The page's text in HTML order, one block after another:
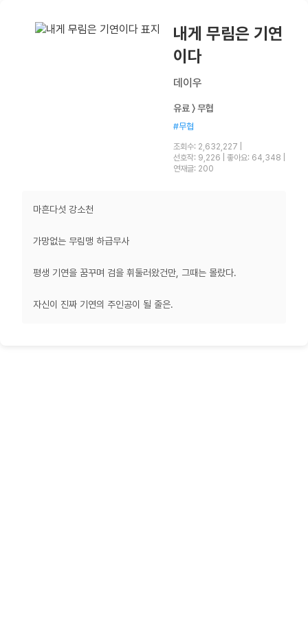
내게 무림은 기연
이다
데이우
유료 〉 무협
#무협
조회수: 2,632,227
선호작: 9,226
좋아요: 64,348
연재글: 200
마흔다섯 강소천
가망없는 무림맹 하급무사
평생 기연을 꿈꾸며 검을 휘둘러왔건만, 그때는 몰랐다.
자신이 진짜 기연의 주인공이 될 줄은.